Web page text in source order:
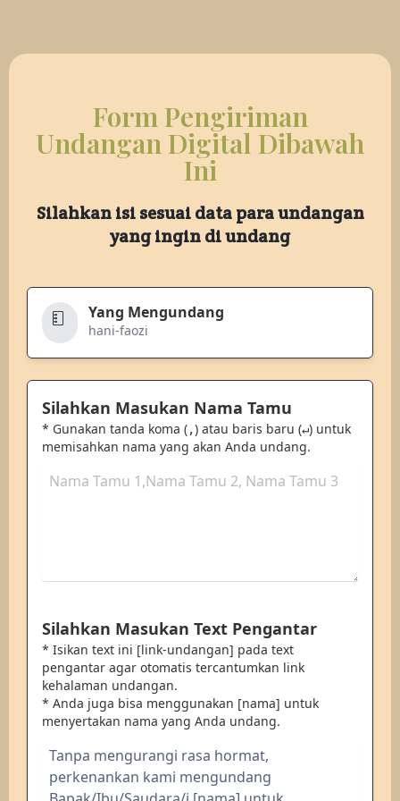
Form Pengiriman
Undangan Digital Dibawah
Ini
Silahkan isi sesuai data para undangan
yang ingin di undang
Yang Mengundang
hani-faozi
Silahkan Masukan Nama Tamu
* Gunakan tanda koma (,) atau baris baru (↵) untuk
memisahkan nama yang akan Anda undang.
Silahkan Masukan Text Pengantar
* Isikan text ini [link-undangan] pada text
pengantar agar otomatis tercantumkan link
kehalaman undangan.
* Anda juga bisa menggunakan [nama] untuk
menyertakan nama yang Anda undang.